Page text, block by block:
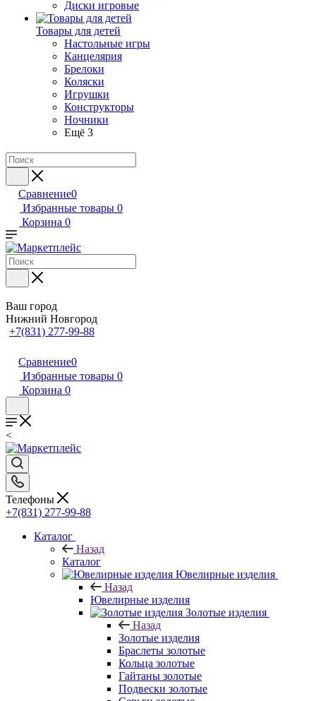
Диски игровые
Товары для детей
Настольные игры
Канцелярия
Брелоки
Коляски
Игрушки
Конструкторы
Ночники
Ещё 3
Сравнение0
Избранные товары 0
Корзина 0
Ваш город
Нижний Новгород
+7(831) 277-99-88
Сравнение0
Избранные товары 0
Корзина 0
<
Телефоны
+7(831) 277-99-88
Каталог
Назад
Каталог
Ювелирные изделия
Назад
Ювелирные изделия
Золотые изделия
Назад
Золотые изделия
Браслеты золотые
Кольца золотые
Гайтаны золотые
Подвески золотые